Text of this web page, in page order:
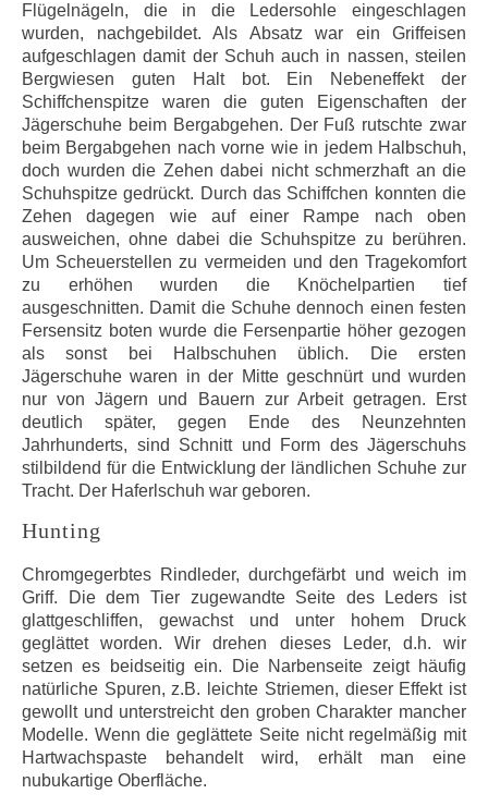
Flügelnägeln, die in die Ledersohle eingeschlagen
wurden, nachgebildet. Als Absatz war ein Griffeisen
aufgeschlagen damit der Schuh auch in nassen, steilen
Bergwiesen guten Halt bot. Ein Nebeneffekt der
Schiffchenspitze waren die guten Eigenschaften der
Jägerschuhe beim Bergabgehen. Der Fuß rutschte zwar
beim Bergabgehen nach vorne wie in jedem Halbschuh,
doch wurden die Zehen dabei nicht schmerzhaft an die
Schuhspitze gedrückt. Durch das Schiffchen konnten die
Zehen dagegen wie auf einer Rampe nach oben
ausweichen, ohne dabei die Schuhspitze zu berühren.
Um Scheuerstellen zu vermeiden und den Tragekomfort
zu erhöhen wurden die Knöchelpartien tief
ausgeschnitten. Damit die Schuhe dennoch einen festen
Fersensitz boten wurde die Fersenpartie höher gezogen
als sonst bei Halbschuhen üblich. Die ersten
Jägerschuhe waren in der Mitte geschnürt und wurden
nur von Jägern und Bauern zur Arbeit getragen. Erst
deutlich später, gegen Ende des Neunzehnten
Jahrhunderts, sind Schnitt und Form des Jägerschuhs
stilbildend für die Entwicklung der ländlichen Schuhe zur
Tracht. Der Haferlschuh war geboren.
Hunting
Chromgegerbtes Rindleder, durchgefärbt und weich im
Griff. Die dem Tier zugewandte Seite des Leders ist
glattgeschliffen, gewachst und unter hohem Druck
geglättet worden. Wir drehen dieses Leder, d.h. wir
setzen es beidseitig ein. Die Narbenseite zeigt häufig
natürliche Spuren, z.B. leichte Striemen, dieser Effekt ist
gewollt und unterstreicht den groben Charakter mancher
Modelle. Wenn die geglättete Seite nicht regelmäßig mit
Hartwachspaste behandelt wird, erhält man eine
nubukartige Oberfläche.